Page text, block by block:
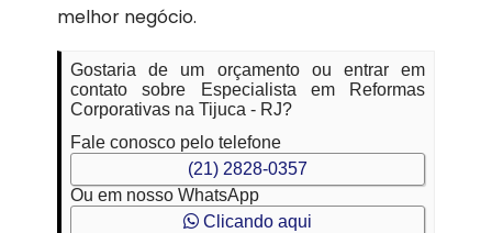
melhor negócio.
Gostaria de um orçamento ou entrar em
contato sobre Especialista em Reformas
Corporativas na Tijuca - RJ?
Fale conosco pelo telefone
(21) 2828-0357
Ou em nosso WhatsApp
Clicando aqui